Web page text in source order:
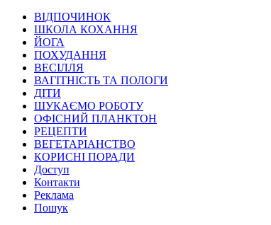
ВІДПОЧИНОК
ШКОЛА КОХАННЯ
ЙОГА
ПОХУДАННЯ
ВЕСІЛЛЯ
ВАГІТНІСТЬ ТА ПОЛОГИ
ДІТИ
ШУКАЄМО РОБОТУ
ОФІСНИЙ ПЛАНКТОН
РЕЦЕПТИ
ВЕГЕТАРІАНСТВО
КОРИСНІ ПОРАДИ
Доступ
Контакти
Реклама
Пошук